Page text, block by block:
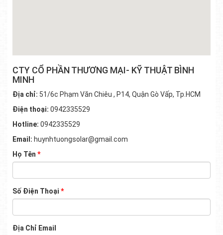
CTY CỔ PHẦN THƯƠNG MẠI- KỸ THUẬT BÌNH
MINH
Địa chỉ: 51/6c Phạm Văn Chiêu , P14, Quận Gò Vấp, Tp.HCM
Điện thoại: 0942335529
Hotline: 0942335529
Email: huynhtuongsolar@gmail.com
Họ Tên *
Số Điện Thoại *
Địa Chỉ Email